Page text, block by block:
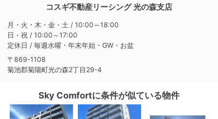
コスギ不動産リーシング 光の森支店
月・火・木・金・土 / 10:00～18:00
日・祝 / 10:00～17:00
定休日 / 毎週水曜・年末年始・GW・お盆
〒869-1108
菊池郡菊陽町光の森2丁目29-4
Sky Comfortに条件が似ている物件